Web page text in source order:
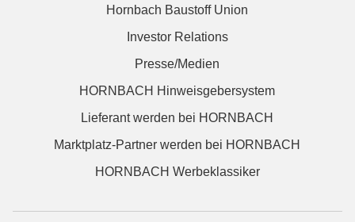
Hornbach Baustoff Union
Investor Relations
Presse/Medien
HORNBACH Hinweisgebersystem
Lieferant werden bei HORNBACH
Marktplatz-Partner werden bei HORNBACH
HORNBACH Werbeklassiker